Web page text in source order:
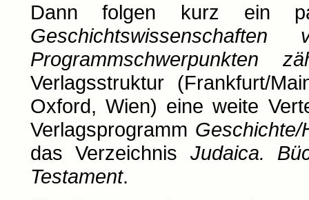
Dann folgen kurz ein
Programmschwerpunkten
Verlagsstruktur (Frankfurt/
Oxford, Wien) eine weite
Verlagsprogramm
das Verzeichnis Judaica.
Testament.